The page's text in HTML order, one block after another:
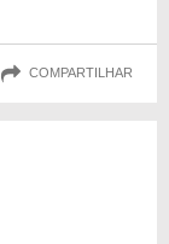
COMPARTILHAR